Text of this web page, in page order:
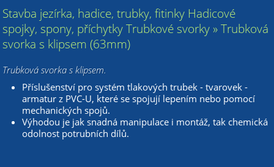
Stavba jezírka, hadice, trubky, fitinky Hadicové
spojky, spony, příchytky Trubkové svorky » Trubková
svorka s klipsem (63mm)
Trubková svorka s klipsem.
Příslušenství pro systém tlakových trubek - tvarovek -
armatur z PVC-U, které se spojují lepením nebo pomocí
mechanických spojů.
Výhodou je jak snadná manipulace i montáž, tak chemická
odolnost potrubních dílů.